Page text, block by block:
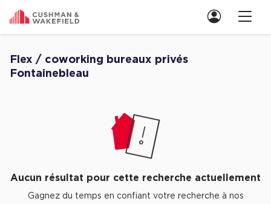
Location de Bureaux à Paris
Location de Bureaux à Lyon
Location de Bureaux à Marseille
Location de Bureaux à Rennes
Achat de Bureaux
Nous contacter
Flex / coworking bureaux privés
Fontainebleau
Aucun résultat pour cette recherche actuellement
Gagnez du temps en confiant votre recherche à nos